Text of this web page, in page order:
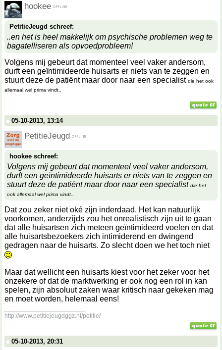
hookee
PetitieJeugd schreef:
..en het is heel makkelijk om psychische problemen weg te
bagatelliseren als opvoedprobleem!
Volgens mij gebeurt dat momenteel veel vaker andersom,
durft een geïntimideerde huisarts er niets van te zeggen en
stuurt deze de patiënt maar door naar een specialist die het ook
allemaal wel prima vindt..
05-10-2013, 13:14
PetitieJeugd
hookee schreef:
Volgens mij gebeurt dat momenteel veel vaker andersom,
durft een geïntimideerde huisarts er niets van te zeggen en
stuurt deze de patiënt maar door naar een specialist die het
ook allemaal wel prima vindt..
Dat zou zeker niet oké zijn inderdaad. Het kan natuurlijk
voorkomen, anderzijds zou het onrealistisch zijn uit te gaan
dat alle huisartsen zich meteen geïntimideerd voelen en dat
alle huisartsbezoekers zich intimiderend en dwingend
gedragen naar de huisarts. Zo slecht doen we het toch niet
Maar dat wellicht een huisarts kiest voor het zeker voor het
onzekere of dat de marktwerking er ook nog een rol in kan
spelen, zijn absoluut zaken waar kritisch naar gekeken mag
en moet worden, helemaal eens!
http://www.petitiejeugdggz.nl/petitie/
05-10-2013, 20:31